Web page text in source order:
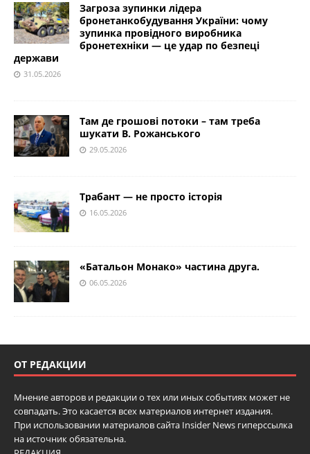
Загроза зупинки лідера
бронетанкобудування України: чому
зупинка провідного виробника
бронетехніки — це удар по безпеці
держави
31.05.2026
Там де грошові потоки – там треба
шукати В. Рожанського
29.05.2026
Трабант — не просто історія
16.05.2026
«Батальон Монако» частина друга.
06.05.2026
ОТ РЕДАКЦИИ
Мнение авторов и редакции о тех или иных событиях может не
совпадать. Это касается всех материалов интернет издания.
При использовании материалов сайта Insider News гиперссылка
на источник обязательна.